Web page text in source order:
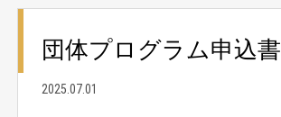
団体プログラム申込書
2025.07.01